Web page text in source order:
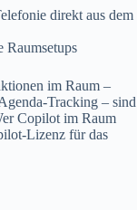
direkt aus dem
Raumsetups
im Raum –
Tracking – sind
Copilot im Raum
Lizenz für das